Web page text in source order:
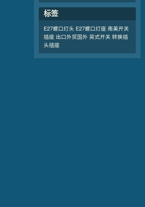
标签
E27螺口灯头 E27螺口灯座 南美开关
插座 出口外贸国外 英式开关 转换插
头插座